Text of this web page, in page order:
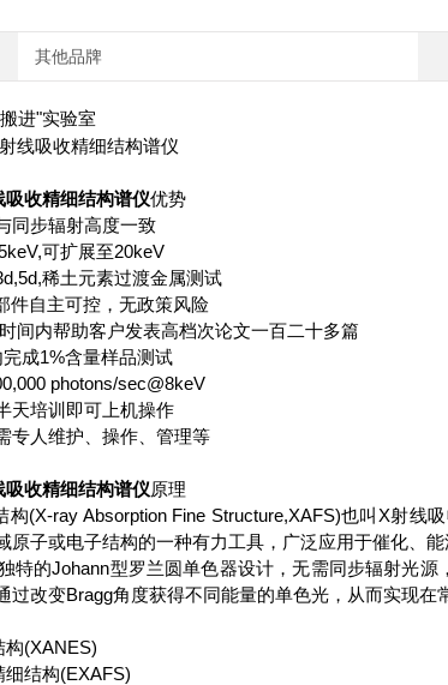
其他品牌
进"实验室
吸收精细结构谱仪优势
同步辐射高度一致
可扩展至20keV
稀土元素过渡金属测试
件自主可控，无政策风险
间内帮助客户发表高档次论文一百二十多篇
成1%含量样品测试
photons/sec@8keV
天培训即可上机操作
专人维护、操作、管理等
吸收精细结构谱仪原理
构(X-ray Absorption Fine Structure,XAFS)也叫X射线
原子或电子结构的一种有力工具，广泛应用于催化、
特的Johann型罗兰圆单色器设计，无需同步辐射光
过改变Bragg角度获得不同能量的单色光，从而实现在
构(XANES)
结构(EXAFS)